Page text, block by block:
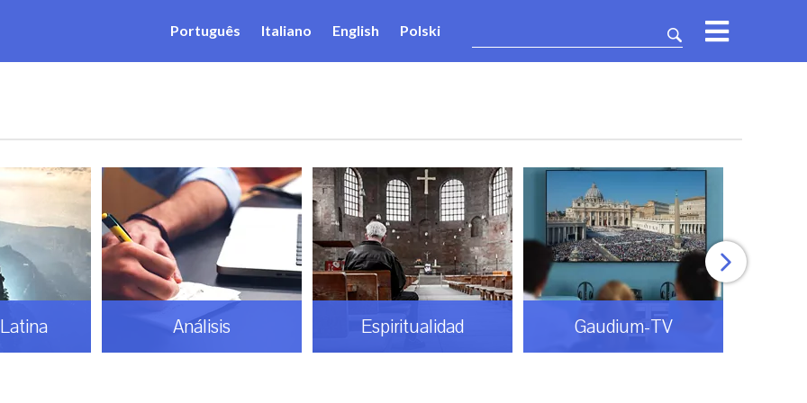
Português Italiano English Polski
Análisis Espiritualidad Gaudium-TV